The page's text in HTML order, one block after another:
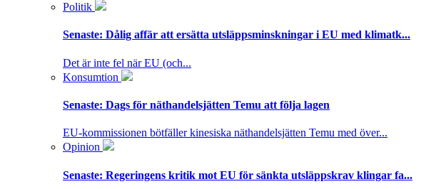
Politik
Senaste: Dålig affär att ersätta utsläppsminskningar i EU med klimatk...
Det är inte fel när EU (och...
Konsumtion
Senaste: Dags för näthandelsjätten Temu att följa lagen
EU-kommissionen bötfäller kinesiska näthandelsjätten Temu med över...
Opinion
Senaste: Regeringens kritik mot EU för sänkta utsläppskrav klingar fa...